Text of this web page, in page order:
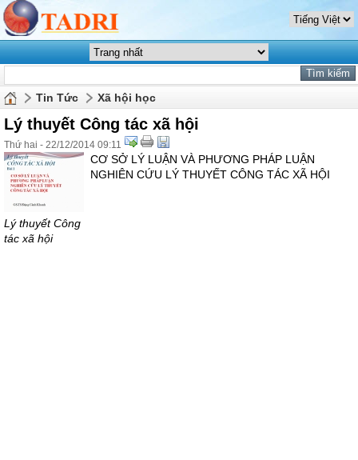
Tin Tức Xã hội học
Lý thuyết Công tác xã hội
Thứ hai - 22/12/2014 09:11
Lý thuyết Công
tác xã hội
CƠ SỞ LÝ LUẬN VÀ PHƯƠNG PHÁP LUẬN
NGHIÊN CỨU LÝ THUYẾT CÔNG TÁC XÃ HỘI